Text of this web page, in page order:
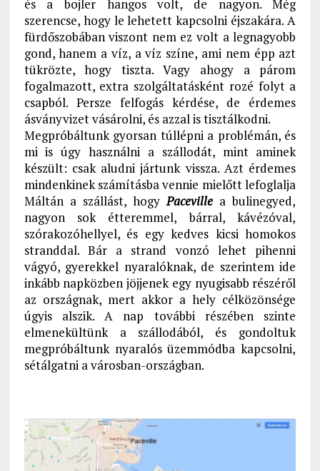
és a bojler hangos volt, de nagyon. Még
szerencse, hogy le lehetett kapcsolni éjszakára. A
fürdőszobában viszont nem ez volt a legnagyobb
gond, hanem a víz, a víz színe, ami nem épp azt
tükrözte, hogy tiszta. Vagy ahogy a párom
fogalmazott, extra szolgáltatásként rozé folyt a
csapból. Persze felfogás kérdése, de érdemes
ásványvizet vásárolni, és azzal is tisztálkodni.
Megpróbáltunk gyorsan túllépni a problémán, és
mi is úgy használni a szállodát, mint aminek
készült: csak aludni jártunk vissza. Azt érdemes
mindenkinek számításba vennie mielőtt lefoglalja
Máltán a szállást, hogyPaceville a bulinegyed,
nagyon sok étteremmel, bárral, kávézóval,
szórakozóhellyel, és egy kedves kicsi homokos
stranddal. Bár a strand vonzó lehet pihenni
vágyó, gyerekkel nyaralóknak, de szerintem ide
inkább napközben jöjjenek egy nyugisabb részéről
az országnak, mert akkor a hely célközönsége
úgyis alszik. A nap további részében szinte
elmenekültünk a szállodából, és gondoltuk
megpróbáltunk nyaralós üzemmódba kapcsolni,
sétálgatni a városban-országban.